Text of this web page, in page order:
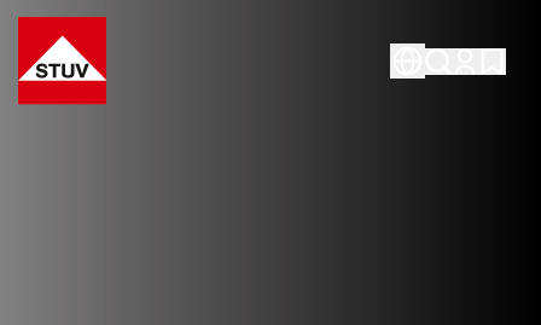
Go To the Homepage